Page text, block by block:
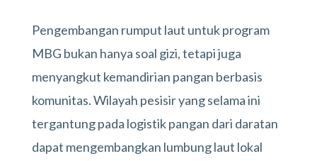
Pengembangan rumput laut untuk program
MBG bukan hanya soal gizi, tetapi juga
menyangkut kemandirian pangan berbasis
komunitas. Wilayah pesisir yang selama ini
tergantung pada logistik pangan dari daratan
dapat mengembangkan lumbung laut lokal